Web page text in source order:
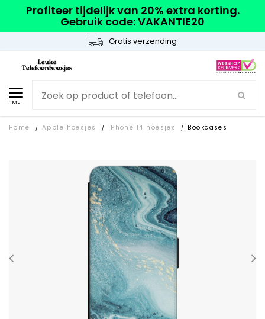
Profiteer tijdelijk van 20% extra korting.
Gebruik code: VAKANTIE20
Gratis verzending
menu
Home / Apple hoesjes / iPhone 14 hoesjes / Bookcases